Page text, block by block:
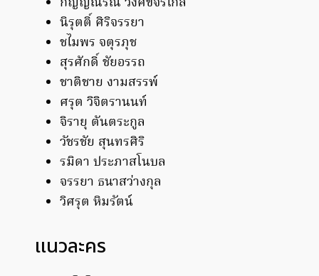
นิรุตติ์ ศิริจรรยา
ชไมพร จตุรภุช
สุรศักดิ์ ชัยอรรถ
ชาติชาย งามสรรพ์
ศรุต วิจิตรานนท์
จิรายุ ตันตระกูล
วัชรชัย สุนทรศิริ
รมิดา ประภาสโนบล
จรรยา ธนาสว่างกุล
วิศรุต หิมรัตน์
แนวละคร